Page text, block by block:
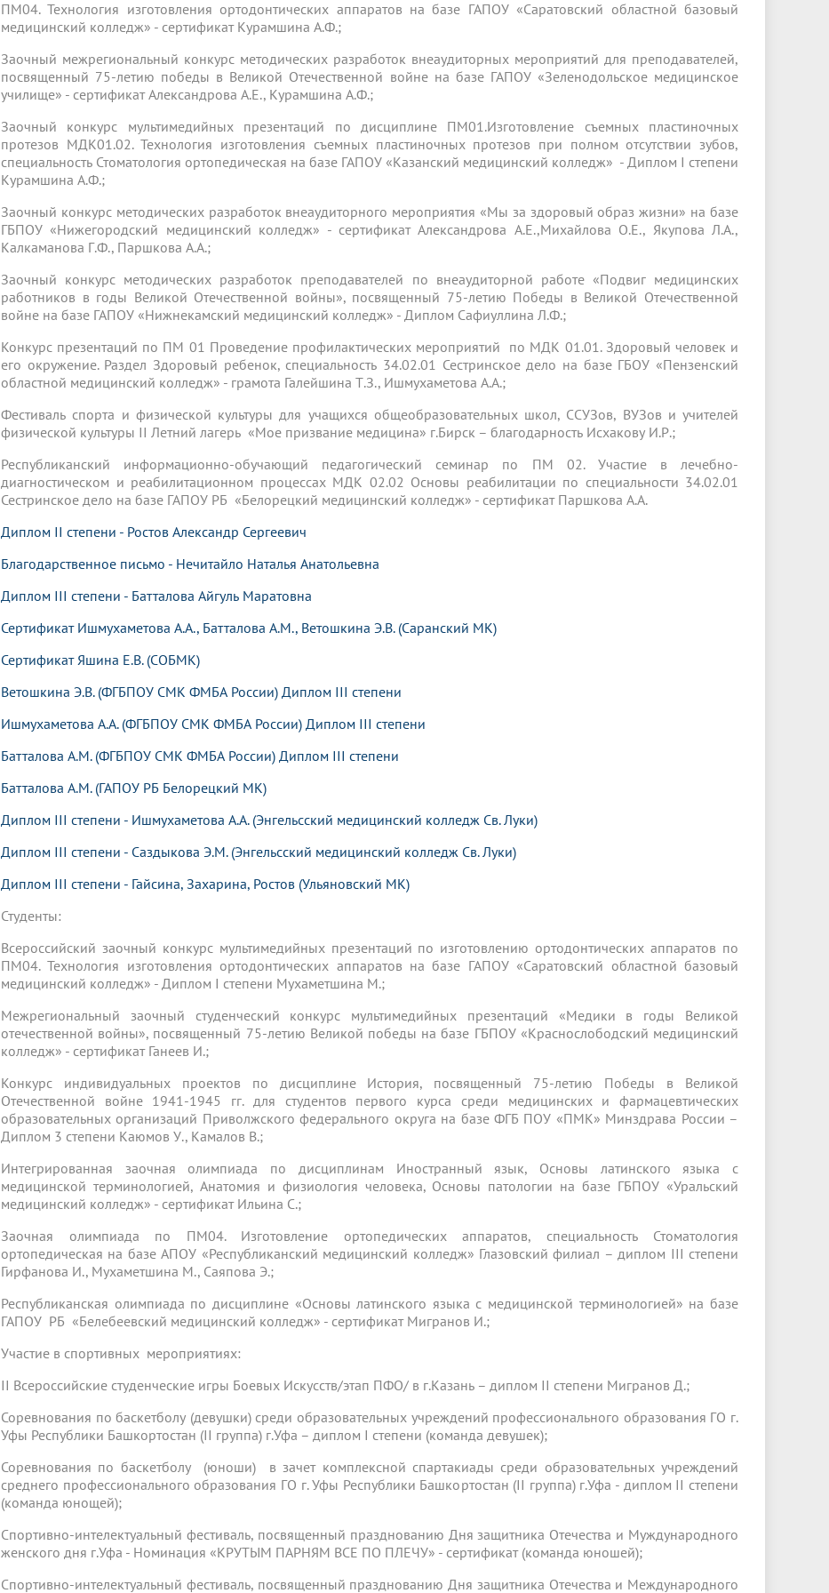
ПМ04. Технология изготовления ортодонтических аппаратов на базе ГАПОУ «Саратовский областной базовый
медицинский колледж» - сертификат Курамшина А.Ф.;
Заочный межрегиональный конкурс методических разработок внеаудиторных мероприятий для преподавателей,
посвященный 75-летию победы в Великой Отечественной войне на базе ГАПОУ «Зеленодольское медицинское
училище» - сертификат Александрова А.Е., Курамшина А.Ф.;
Заочный конкурс мультимедийных презентаций по дисциплине ПМ01.Изготовление съемных пластиночных
протезов МДК01.02. Технология изготовления съемных пластиночных протезов при полном отсутствии зубов,
специальность Стоматология ортопедическая на базе ГАПОУ «Казанский медицинский колледж» - Диплом I степени
Курамшина А.Ф.;
Заочный конкурс методических разработок внеаудиторного мероприятия «Мы за здоровый образ жизни» на базе
ГБПОУ «Нижегородский медицинский колледж» - сертификат Александрова А.Е.,Михайлова О.Е., Якупова Л.А.,
Калкаманова Г.Ф., Паршкова А.А.;
Заочный конкурс методических разработок преподавателей по внеаудиторной работе «Подвиг медицинских
работников в годы Великой Отечественной войны», посвященный 75-летию Победы в Великой Отечественной
войне на базе ГАПОУ «Нижнекамский медицинский колледж» - Диплом Сафиуллина Л.Ф.;
Конкурс презентаций по ПМ 01 Проведение профилактических мероприятий по МДК 01.01. Здоровый человек и
его окружение. Раздел Здоровый ребенок, специальность 34.02.01 Сестринское дело на базе ГБОУ «Пензенский
областной медицинский колледж» - грамота Галейшина Т.З., Ишмухаметова А.А.;
Фестиваль спорта и физической культуры для учащихся общеобразовательных школ, ССУЗов, ВУЗов и учителей
физической культуры II Летний лагерь «Мое призвание медицина» г.Бирск – благодарность Исхакову И.Р.;
Республиканский информационно-обучающий педагогический семинар по ПМ 02. Участие в лечебно-
диагностическом и реабилитационном процессах МДК 02.02 Основы реабилитации по специальности 34.02.01
Сестринское дело на базе ГАПОУ РБ «Белорецкий медицинский колледж» - сертификат Паршкова А.А.
Диплом II степени - Ростов Александр Сергеевич
Благодарственное письмо - Нечитайло Наталья Анатольевна
Диплом III степени - Батталова Айгуль Маратовна
Сертификат Ишмухаметова А.А., Батталова А.М., Ветошкина Э.В. (Саранский МК)
Сертификат Яшина Е.В. (СОБМК)
Ветошкина Э.В. (ФГБПОУ СМК ФМБА России) Диплом III степени
Ишмухаметова А.А. (ФГБПОУ СМК ФМБА России) Диплом III степени
Батталова А.М. (ФГБПОУ СМК ФМБА России) Диплом III степени
Батталова А.М. (ГАПОУ РБ Белорецкий МК)
Диплом III степени - Ишмухаметова А.А. (Энгельсский медицинский колледж Св. Луки)
Диплом III степени - Саздыкова Э.М. (Энгельсский медицинский колледж Св. Луки)
Диплом III степени - Гайсина, Захарина, Ростов (Ульяновский МК)
Студенты:
Всероссийский заочный конкурс мультимедийных презентаций по изготовлению ортодонтических аппаратов по
ПМ04. Технология изготовления ортодонтических аппаратов на базе ГАПОУ «Саратовский областной базовый
медицинский колледж» - Диплом I степени Мухаметшина М.;
Межрегиональный заочный студенческий конкурс мультимедийных презентаций «Медики в годы Великой
отечественной войны», посвященный 75-летию Великой победы на базе ГБПОУ «Краснослободский медицинский
колледж» - сертификат Ганеев И.;
Конкурс индивидуальных проектов по дисциплине История, посвященный 75-летию Победы в Великой
Отечественной войне 1941-1945 гг. для студентов первого курса среди медицинских и фармацевтических
образовательных организаций Приволжского федерального округа на базе ФГБ ПОУ «ПМК» Минздрава России –
Диплом 3 степени Каюмов У., Камалов В.;
Интегрированная заочная олимпиада по дисциплинам Иностранный язык, Основы латинского языка с
медицинской терминологией, Анатомия и физиология человека, Основы патологии на базе ГБПОУ «Уральский
медицинский колледж» - сертификат Ильина С.;
Заочная олимпиада по ПМ04. Изготовление ортопедических аппаратов, специальность Стоматология
ортопедическая на базе АПОУ «Республиканский медицинский колледж» Глазовский филиал – диплом III степени
Гирфанова И., Мухаметшина М., Саяпова Э.;
Республиканская олимпиада по дисциплине «Основы латинского языка с медицинской терминологией» на базе
ГАПОУ РБ «Белебеевский медицинский колледж» - сертификат Мигранов И.;
Участие в спортивных мероприятиях:
II Всероссийские студенческие игры Боевых Искусств/этап ПФО/ в г.Казань – диплом II степени Мигранов Д.;
Соревнования по баскетболу (девушки) среди образовательных учреждений профессионального образования ГО г.
Уфы Республики Башкортостан (II группа) г.Уфа – диплом I степени (команда девушек);
Соревнования по баскетболу (юноши) в зачет комплексной спартакиады среди образовательных учреждений
среднего профессионального образования ГО г. Уфы Республики Башкортостан (II группа) г.Уфа - диплом II степени
(команда юнощей);
Спортивно-интелектуальный фестиваль, посвященный празднованию Дня защитника Отечества и Муждународного
женского дня г.Уфа - Номинация «КРУТЫМ ПАРНЯМ ВСЕ ПО ПЛЕЧУ» - сертификат (команда юношей);
Спортивно-интелектуальный фестиваль, посвященный празднованию Дня защитника Отечества и Международного